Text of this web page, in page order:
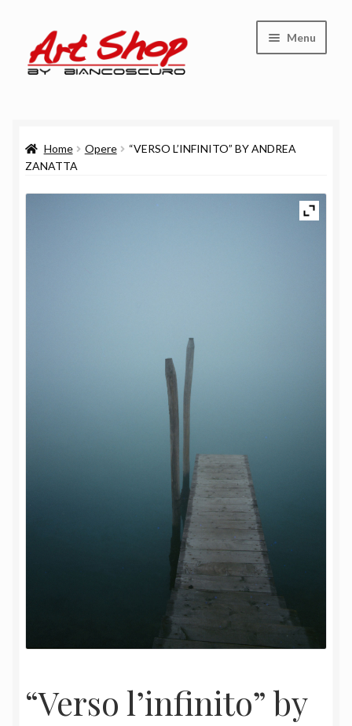
alla
navigazione
al
contenuto
Menu
Carrello
Cassa
Home Opere
“VERSO L’INFINITO” BY ANDREA
ZANATTA
“Verso l’infinito” by